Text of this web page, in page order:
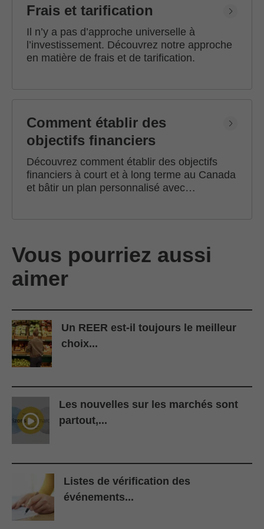
Frais et tarification
Il n’y a pas d’approche universelle à
l’investissement. Découvrez notre approche
en matière de frais et de tarification.
Comment établir des
objectifs financiers
Découvrez comment établir des objectifs
financiers à court et à long terme au Canada
et bâtir un plan personnalisé avec
Vous pourriez aussi
aimer
Un REER est-il toujours le meilleur
choix...
Les nouvelles sur les marchés sont
partout,...
Listes de vérification des
événements...